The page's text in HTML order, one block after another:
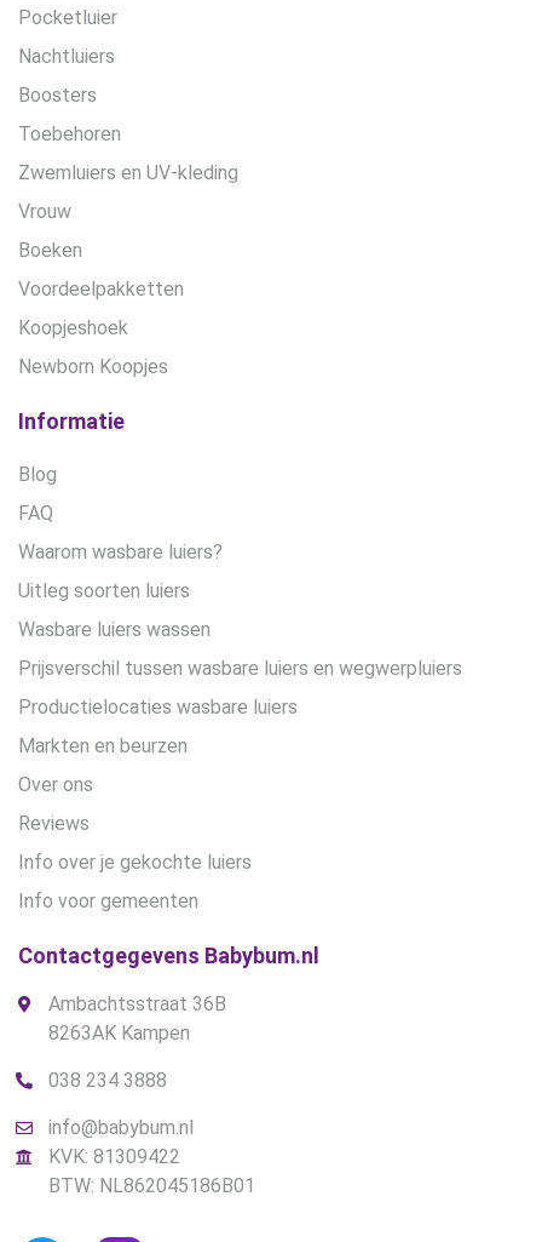
Pocketluier
Nachtluiers
Boosters
Toebehoren
Zwemluiers en UV-kleding
Vrouw
Boeken
Voordeelpakketten
Koopjeshoek
Newborn Koopjes
Informatie
Blog
FAQ
Waarom wasbare luiers?
Uitleg soorten luiers
Wasbare luiers wassen
Prijsverschil tussen wasbare luiers en wegwerpluiers
Productielocaties wasbare luiers
Markten en beurzen
Over ons
Reviews
Info over je gekochte luiers
Info voor gemeenten
Contactgegevens Babybum.nl
Ambachtsstraat 36B
8263AK Kampen
038 234 3888
info@babybum.nl
KVK: 81309422
BTW: NL862045186B01